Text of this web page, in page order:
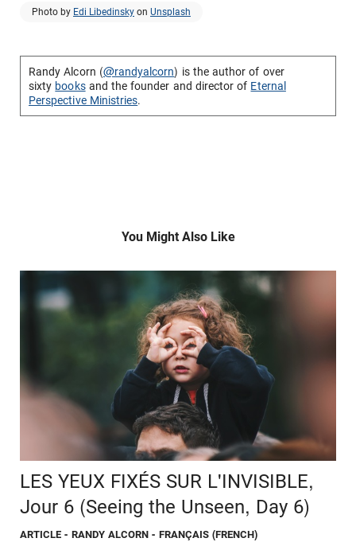
Photo by Edi Libedinsky on Unsplash
Randy Alcorn (@randyalcorn) is the author of over
sixty booksand the founder and director of Eternal
Perspective Ministries.
You Might Also Like
LES YEUX FIXÉS SUR L'INVISIBLE,
Jour 6 (Seeing the Unseen, Day 6)
ARTICLE - RANDY ALCORN - FRANÇAIS (FRENCH)